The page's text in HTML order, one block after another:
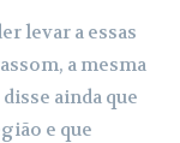
levar a essas
a mesma
ainda que
e que